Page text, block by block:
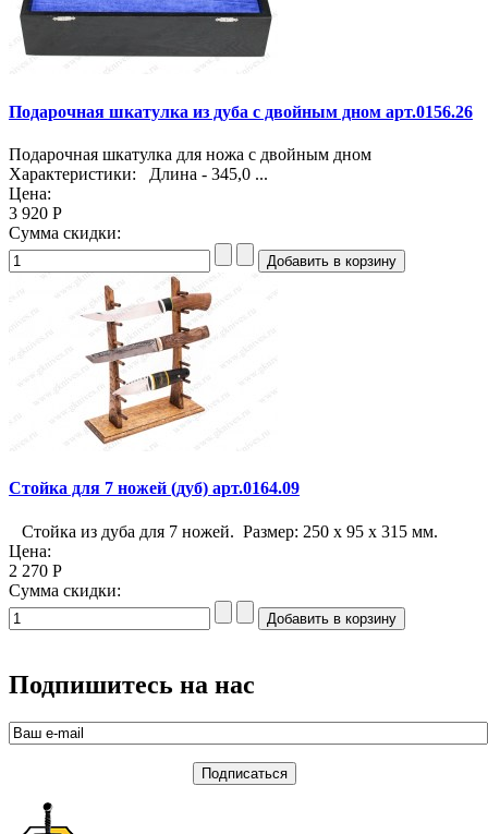
Подарочная шкатулка из дуба с двойным дном арт.0156.26
Подарочная шкатулка для ножа с двойным дном
Характеристики: Длина - 345,0 ...
Цена:
3 920 Р
Сумма скидки:
Стойка для 7 ножей (дуб) арт.0164.09
Стойка из дуба для 7 ножей. Размер: 250 x 95 x 315 мм.
Цена:
2 270 Р
Сумма скидки:
Подпишитесь на нас